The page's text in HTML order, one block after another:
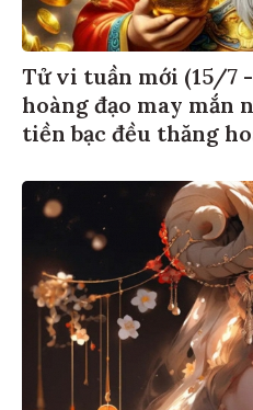
Tử vi tuần mới (15/7
hoàng đạo may mắn
tiền bạc đều thăng